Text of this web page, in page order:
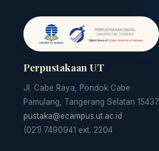
Perpustakaan UT
Jl. Cabe Raya, Pondok Cabe
Pamulang, Tangerang Selatan 15437
pustaka@ecampus.ut.ac.id
(021) 7490941 ext. 2204